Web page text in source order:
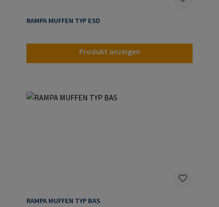
RAMPA MUFFEN TYP ESD
Produkt anzeigen
RAMPA MUFFEN TYP BAS